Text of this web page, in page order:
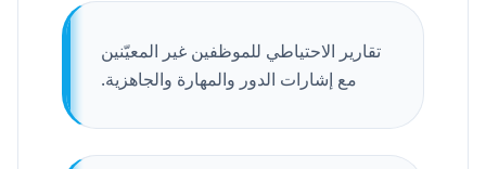
تقارير الاحتياطي للموظفين غير المعيّنين
مع إشارات الدور والمهارة والجاهزية.